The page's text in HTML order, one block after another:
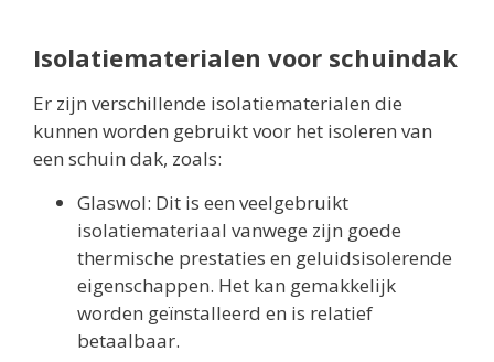
Isolatiematerialen voor schuindak
Er zijn verschillende isolatiematerialen die
kunnen worden gebruikt voor het isoleren van
een schuin dak, zoals:
Glaswol: Dit is een veelgebruikt
isolatiemateriaal vanwege zijn goede
thermische prestaties en geluidsisolerende
eigenschappen. Het kan gemakkelijk
worden geïnstalleerd en is relatief
betaalbaar.